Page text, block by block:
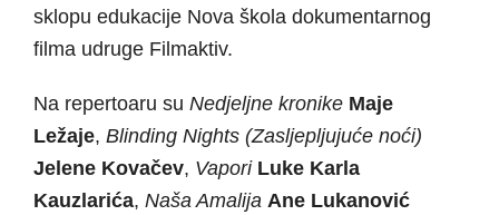
sklopu edukacije Nova škola dokumentarnog
filma udruge Filmaktiv.
Na repertoaru su Nedjeljne kronike Maje
Ležaje, Blinding Nights (Zasljepljujuće noći)
Jelene Kovačev, Vapori Luke Karla
Kauzlarića, Naša Amalija Ane Lukanović